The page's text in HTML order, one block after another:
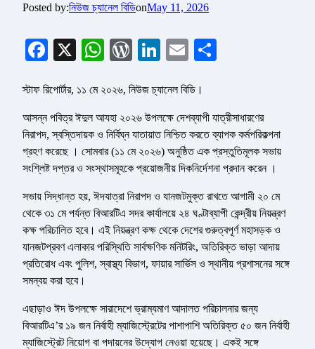
Posted by:নিউজ চ্যানেল বিডিonMay 11, 2026
Facebook
X WhatsApp
WordPress
LinkedIn
Email
স্টাফ রিপোর্টার, ১১ মে ২০২৬, নিউজ চ্যানেল বিডি।
আসন্ন পবিত্র ঈদুল আযহা ২০২৬ উপলক্ষে দেশব্যাপী যাত্রীসাধারণের
নিরাপদ, স্বস্তিদায়ক ও নির্বিঘ্ন যাতায়াত নিশ্চিত করতে ব্যাপক কর্মপরিকল্পনা
গ্রহণ করেছে । সোমবার (১১ মে ২০২৬) অনুষ্ঠিত এক প্রস্তুতিমূলক সভায়
সংশ্লিষ্ট দপ্তর ও সংস্থাসমূহকে প্রয়োজনীয় দিকনির্দেশনা প্রদান করেন ।
সভায় সিদ্ধান্ত হয়, ঈদযাত্রা নিরাপদ ও যানজটমুক্ত রাখতে আগামী ২০ মে
থেকে ৩১ মে পর্যন্ত বিআরটিএ সদর কার্যালয়ে ২৪ ঘণ্টাব্যাপী কেন্দ্রীয় নিয়ন্ত্রণ
কক্ষ পরিচালিত হবে। এই নিয়ন্ত্রণ কক্ষ থেকে দেশের গুরুত্বপূর্ণ মহাসড়ক ও
যানজটপ্রবণ এলাকার পরিস্থিতি সার্বক্ষণিক মনিটরিং, অতিরিক্ত ভাড়া আদায়
প্রতিরোধ এবং পুলিশ, স্বাস্থ্য বিভাগ, ফায়ার সার্ভিস ও স্থানীয় প্রশাসনের সঙ্গে
সমন্বয় করা হবে।
এছাড়াও ঈদ উপলক্ষে সারাদেশে ভ্রাম্যমাণ আদালত পরিচালনার জন্য
বিআরটিএ’র ১৯ জন নির্বাহী ম্যাজিস্ট্রেটের পাশাপাশি অতিরিক্ত ৫০ জন নির্বাহী
ম্যাজিস্ট্রেট নিয়োগ বা পদায়নের উদ্যোগ নেওয়া হয়েছে। একই সঙ্গে